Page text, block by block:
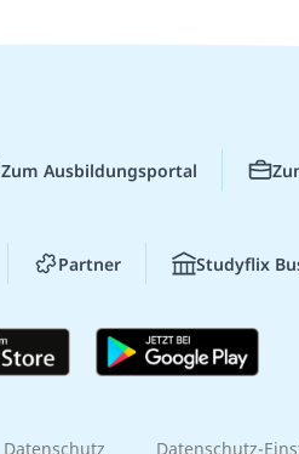
Zum Ausbildungsportal
Partner Studyflix
Datenschutz Datenschutz-